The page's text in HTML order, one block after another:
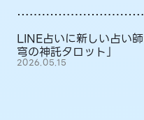
LINE占いに新しい占い
穹の神託タロット」
2026.05.15